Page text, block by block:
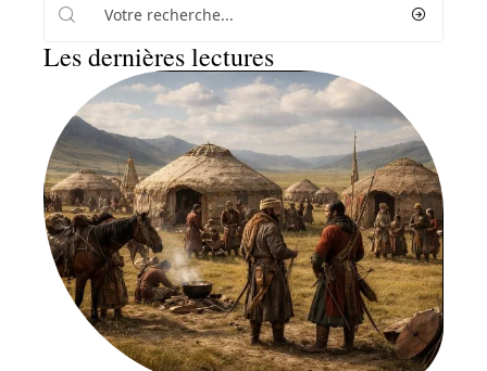
Les dernières lectures